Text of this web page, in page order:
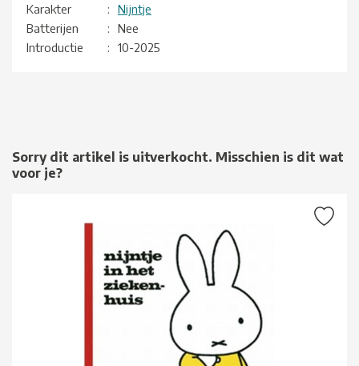
Karakter
:
Nijntje
Batterijen
:
Nee
Introductie
: 10-2025
Sorry dit artikel is uitverkocht. Misschien is dit wat
voor je?